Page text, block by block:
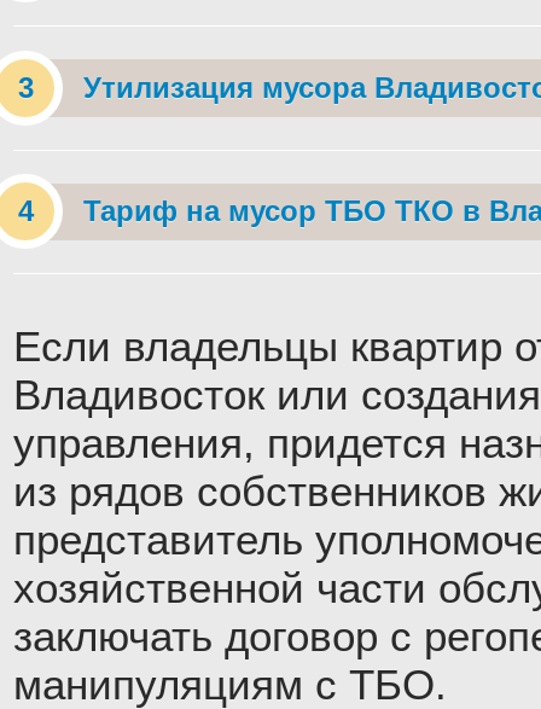
Утилизация мусора
Тариф на мусор ТБО ТКО в
Если владельцы квартир
Владивосток или
управления, придется
из рядов собственников
представитель
хозяйственной части
заключать договор с
манипуляциям с ТБО.